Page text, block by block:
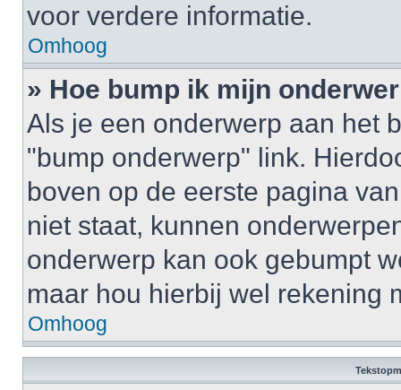
voor verdere informatie.
Omhoog
» Hoe bump ik mijn
Als je een onderwerp aan het
"bump onderwerp" link.
boven op de eerste pagina
niet staat, kunnen
onderwerp kan ook gebumpt
maar hou hierbij wel rekening
Omhoog